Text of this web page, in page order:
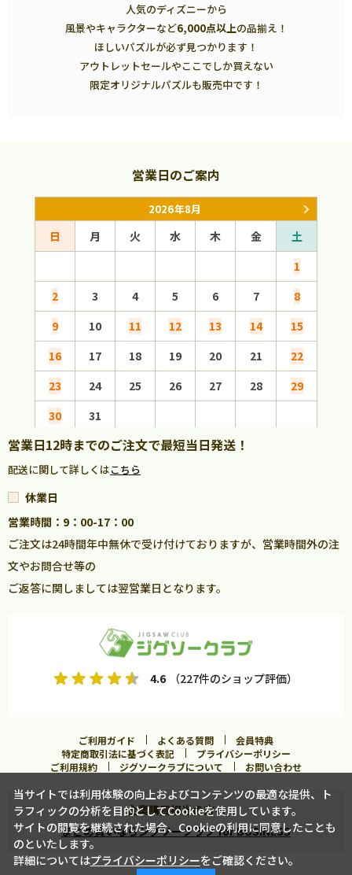
人気のディズニーから
風景やキャラクターなど6,000点以上の品揃え！
ほしいパズルが必ず見つかります！
アウトレットセールやここでしか買えない
限定オリジナルパズルも販売中です！
営業日のご案内
2026年8月
日 月 火 水 木 金
土
1
2
3 4 5 6 7
8
9
10 11 12 13 14
15
16
17 18 19 20 21
22
23
24 25 26 27 28
29
30
31
営業日12時までのご注文で最短当日発送！
配送に関して詳しくはこちら
休業日
営業時間：9：00-17：00
ご注文は24時間年中無休で受け付けておりますが、営業時間外の注
文やお問合せ等の
ご返答に関しましては翌営業日となります。
4.6 （227件のショップ評価）
ご利用ガイド よくある質問
会員特典
特定商取引法に基づく表記
プライバシーポリシー
ご利用規約
ジグソークラブについて お問い合わせ
企業購買担当の方へ
まとめ買いならジグソークラブ for BUSINESS
当サイトでは利用体験の向上およびコンテンツの最適な提供、ト
ラフィックの分析を目的としてCookieを使用しています。
サイトの閲覧を継続された場合、Cookieの利用に同意したことも
のといたします。
詳細についてはプライバシーポリシーをご確認ください。